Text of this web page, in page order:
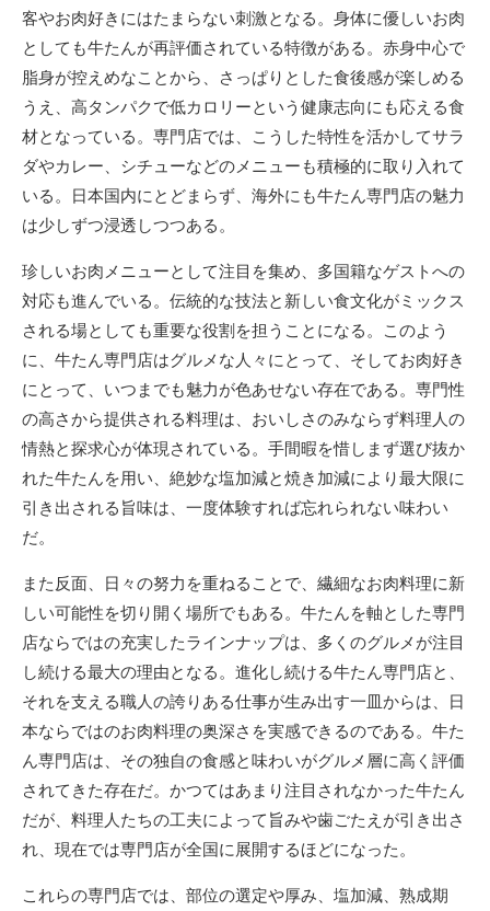
客やお肉好きにはたまらない刺激となる。身体に優しいお肉
としても牛たんが再評価されている特徴がある。赤身中心で
脂身が控えめなことから、さっぱりとした食後感が楽しめる
うえ、高タンパクで低カロリーという健康志向にも応える食
材となっている。専門店では、こうした特性を活かしてサラ
ダやカレー、シチューなどのメニューも積極的に取り入れて
いる。日本国内にとどまらず、海外にも牛たん専門店の魅力
は少しずつ浸透しつつある。
珍しいお肉メニューとして注目を集め、多国籍なゲストへの
対応も進んでいる。伝統的な技法と新しい食文化がミックス
される場としても重要な役割を担うことになる。このよう
に、牛たん専門店はグルメな人々にとって、そしてお肉好き
にとって、いつまでも魅力が色あせない存在である。専門性
の高さから提供される料理は、おいしさのみならず料理人の
情熱と探求心が体現されている。手間暇を惜しまず選び抜か
れた牛たんを用い、絶妙な塩加減と焼き加減により最大限に
引き出される旨味は、一度体験すれば忘れられない味わい
だ。
また反面、日々の努力を重ねることで、繊細なお肉料理に新
しい可能性を切り開く場所でもある。牛たんを軸とした専門
店ならではの充実したラインナップは、多くのグルメが注目
し続ける最大の理由となる。進化し続ける牛たん専門店と、
それを支える職人の誇りある仕事が生み出す一皿からは、日
本ならではのお肉料理の奥深さを実感できるのである。牛た
ん専門店は、その独自の食感と味わいがグルメ層に高く評価
されてきた存在だ。かつてはあまり注目されなかった牛たん
だが、料理人たちの工夫によって旨みや歯ごたえが引き出さ
れ、現在では専門店が全国に展開するほどになった。
これらの専門店では、部位の選定や厚み、塩加減、熟成期